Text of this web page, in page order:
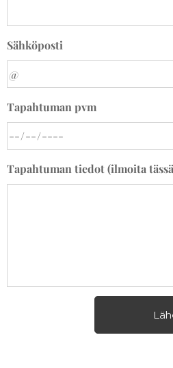
Sähköposti
Tapahtuman pvm
Tapahtuman tiedot (ilmoita